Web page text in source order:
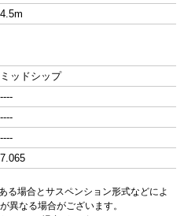
4.5m
ミッドシップ
‐‐‐‐
‐‐‐‐
‐‐‐‐
7.065
る場合とサスペンション形式などによ
異なる場合がございます。